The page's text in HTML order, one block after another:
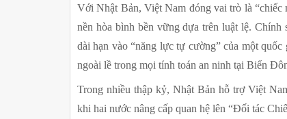
Với Nhật Bản, Việt Nam đóng vai trò là
nền hòa bình bền vững dựa trên luật lệ.
dài hạn vào “năng lực tự cường” của một
ngoài lề trong mọi tính toán an ninh tại Biển
Trong nhiều thập kỷ, Nhật Bản hỗ trợ Việt
khi hai nước nâng cấp quan hệ lên “Đối tác